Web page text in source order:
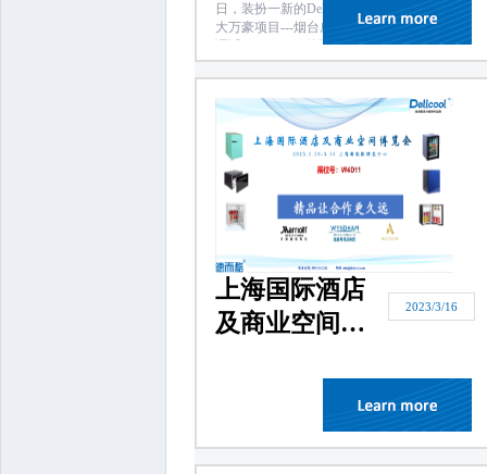
日，装扮一新的Dellcool客房冰箱进驻国内最
大万豪项目---烟台威斯汀酒店群项目并安装
调试。 Dellcool(德而酷)是于2022年底与酒店
业主签约的。Dellcool出品的静音抽屉冰箱和
其它客房冰箱型号凭借优异的质量表现和行
业业绩，经过业主和酒管方的多次选评，终
于赢得客户订单...
上海国际酒店
及商业空间博
2023/3/16